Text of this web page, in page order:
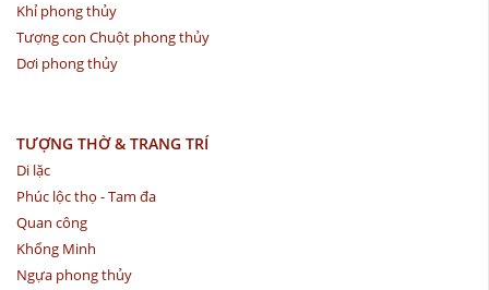
Khỉ phong thủy
Tượng con Chuột phong thủy
Dơi phong thủy
TƯỢNG THỜ & TRANG TRÍ
Di lặc
Phúc lộc thọ - Tam đa
Quan công
Khổng Minh
Ngựa phong thủy